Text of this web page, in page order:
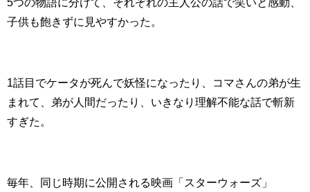
子供も飽きずに見やすかった。
1話目でケータが死んで妖怪になったり、コマさんの弟が生
まれて、弟が人間だったり、いきなり理解不能な話で斬新
すぎた。
毎年、同じ時期に公開される映画「スターウォーズ」